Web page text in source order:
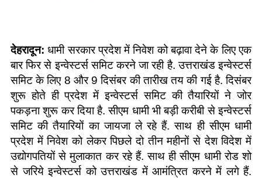
देहरादून: धामी सरकार प्रदेश में निवेश को बढ़ावा देने के लिए एक
बार फिर से इन्वेस्टर्स समिट करने जा रही है. उत्तराखंड इन्वेस्टर्स
समिट के लिए 8 और 9 दिसंबर की तारीख तय की गई है. दिसंबर
शुरू होते ही प्रदेश में इन्वेस्टर्स समिट की तैयारियों ने जोर
पकड़ना शुरू कर दिया है. सीएम धामी भी बड़ी करीबी से इन्वेस्टर्स
समिट की तैयारियों का जायजा ले रहे हैं. साथ ही सीएम धामी
प्रदेश में निवेश को लेकर पिछले दो तीन महीनों से देश विदेश में
उद्योगपतियों से मुलाकात कर रहे हैं. साथ ही सीएम धामी रोड शो
से जरिये इन्वेस्टर्स को उत्तराखंड में आमंत्रित करने में लगे हैं.